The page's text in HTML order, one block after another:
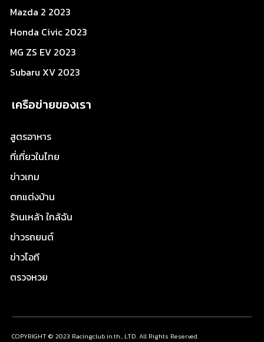
Mazda 2 2023
Honda Civic 2023
MG ZS EV 2023
Subaru XV 2023
เครือข่ายของเรา
สูตรอาหาร
ที่เที่ยวในไทย
ข่าวเกม
ตกแต่งบ้าน
ร้านเหล้า ใกล้ฉัน
ข่าวรถยนต์
ข่าวไอที
ตรวจหวย
COPYRIGHT © 2023 Racingclub.in.th., LTD. All Rights Reserved.